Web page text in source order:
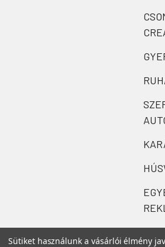
Sütiket használunk a vásárlói élmény